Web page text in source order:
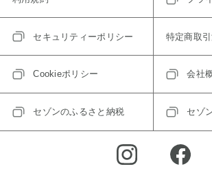
セキュリティーポリシー 特定商取
Cookieポリシー 会社
セゾンのふるさと納税 セゾ